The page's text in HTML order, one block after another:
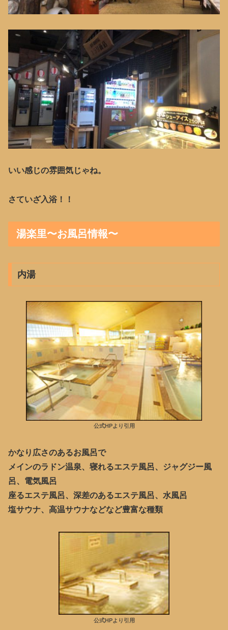
いい感じの雰囲気じゃね。
さていざ入浴！！
湯楽里〜お風呂情報〜
内湯
公式HPより引用
かなり広さのあるお風呂で
メインのラドン温泉、寝れるエステ風呂、ジャグジー風
呂、電気風呂
座るエステ風呂、深差のあるエステ風呂、水風呂
塩サウナ、高温サウナなどなど豊富な種類
公式HPより引用